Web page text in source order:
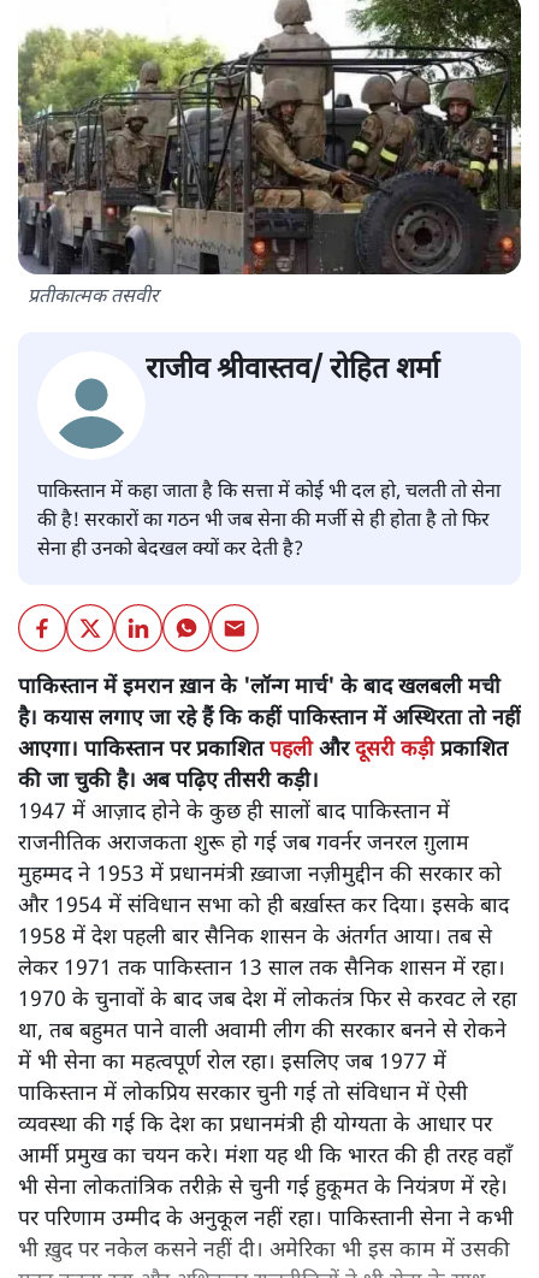
प्रतीकात्मक तसवीर
राजीव श्रीवास्तव/ रोहित शर्मा
पाकिस्तान में कहा जाता है कि सत्ता में कोई भी दल हो, चलती तो सेना
की है! सरकारों का गठन भी जब सेना की मर्जी से ही होता है तो फिर
सेना ही उनको बेदखल क्यों कर देती है?
पाकिस्तान में इमरान ख़ान के 'लॉन्ग मार्च' के बाद खलबली मची
है। कयास लगाए जा रहे हैं कि कहीं पाकिस्तान में अस्थिरता तो नहीं
आएगा। पाकिस्तान पर प्रकाशितपहलीऔरदूसरी कड़ीप्रकाशित
की जा चुकी है। अब पढ़िए तीसरी कड़ी।
1947 में आज़ाद होने के कुछ ही सालों बाद पाकिस्तान में
राजनीतिक अराजकता शुरू हो गई जब गवर्नर जनरल ग़ुलाम
मुहम्मद ने 1953 में प्रधानमंत्री ख़्वाजा नज़ीमुद्दीन की सरकार को
और 1954 में संविधान सभा को ही बर्ख़ास्त कर दिया। इसके बाद
1958 में देश पहली बार सैनिक शासन के अंतर्गत आया। तब से
लेकर 1971 तक पाकिस्तान 13 साल तक सैनिक शासन में रहा।
1970 के चुनावों के बाद जब देश में लोकतंत्र फिर से करवट ले रहा
था, तब बहुमत पाने वाली अवामी लीग की सरकार बनने से रोकने
में भी सेना का महत्वपूर्ण रोल रहा। इसलिए जब 1977 में
पाकिस्तान में लोकप्रिय सरकार चुनी गई तो संविधान में ऐसी
व्यवस्था की गई कि देश का प्रधानमंत्री ही योग्यता के आधार पर
आर्मी प्रमुख का चयन करे। मंशा यह थी कि भारत की ही तरह वहाँ
भी सेना लोकतांत्रिक तरीक़े से चुनी गई हुकूमत के नियंत्रण में रहे।
पर परिणाम उम्मीद के अनुकूल नहीं रहा। पाकिस्तानी सेना ने कभी
भी ख़ुद पर नकेल कसने नहीं दी। अमेरिका भी इस काम में उसकी